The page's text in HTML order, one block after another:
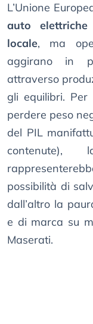
L’Unione
auto
locale, ma
aggirano in
attraverso
gli equilibri. Per
perdere peso
del PIL
possibilità di
dall’altro la
e di marca su
Maserati.